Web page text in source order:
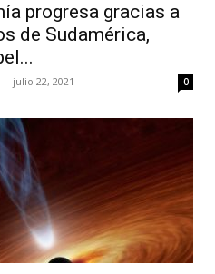
progresa gracias a
de Sudamérica,
- julio 22, 2021 0